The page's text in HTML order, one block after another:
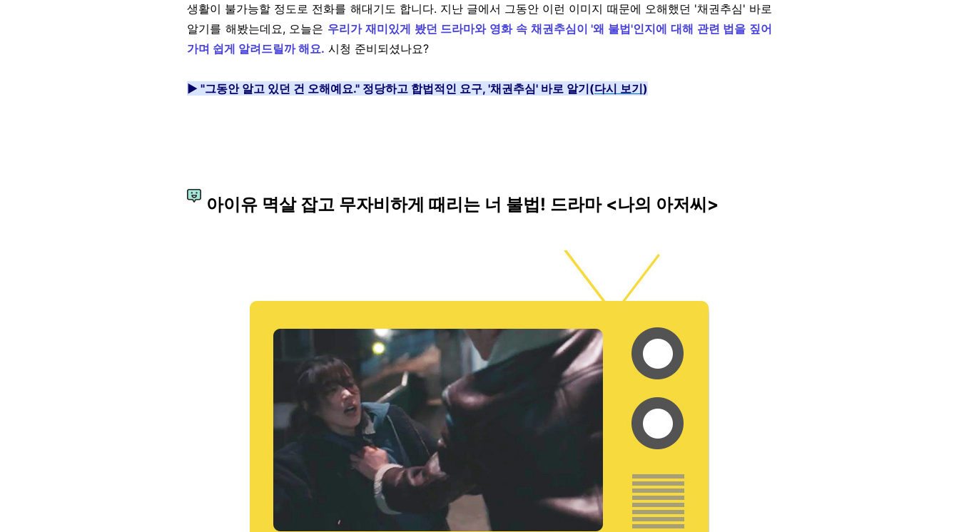
생활이 불가능할 정도로 전화를 해대기도 합니다. 지난 글에서 그동안 이런 이미지 때문에 오해했던 '채권추심' 바로
알기를 해봤는데요, 오늘은 우리가 재미있게 봤던 드라마와 영화 속 채권추심이 '왜 불법'인지에 대해 관련 법을 짚어
가며 쉽게 알려드릴까 해요. 시청 준비되셨나요?
▶ "그동안 알고 있던 건 오해예요." 정당하고 합법적인 요구, '채권추심' 바로 알기(다시 보기)
아이유 멱살 잡고 무자비하게 때리는 너 불법! 드라마 <나의 아저씨>